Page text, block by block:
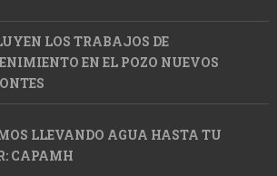
LOS TRABAJOS DE
EN EL POZO NUEVOS
LLEVANDO AGUA HASTA TU
CAPAMH